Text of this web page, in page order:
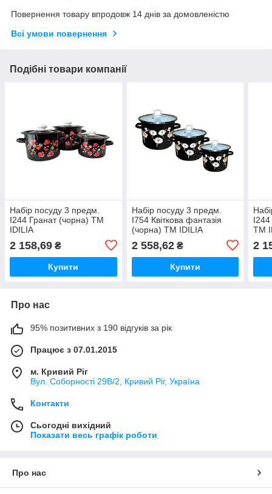
Повернення товару впродовж 14 днів за домовленістю
Всі умови повернення
Подібні товари компанії
Набір посуду 3 предм.
I244 Гранат (чорна) ТМ
IDILIA
2 158,69 ₴
Купити
Набір посуду 3 предм.
I754 Квіткова фантазія
(чорна) ТМ IDILIA
2 558,62₴
Купити
ТМ
2
Про нас
95% позитивних з 190 відгуків за рік
Працює з 07.01.2015
м. Кривий Ріг
Вул. Соборності 29В/2, Кривий Ріг, Україна
Контакти
Сьогодні вихідний
Показати весь графік роботи
Про нас